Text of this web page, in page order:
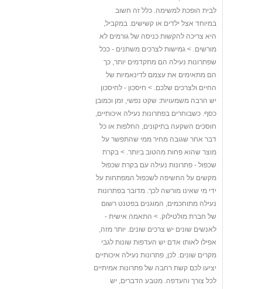
לבית הופכת למשימה. כלל זה חשוב
במיוחד אצל ילדים או קשישים. במקביל,
היא צריכה להקשות כניסה של גורמים לא
מורשים. > גמישות לצרכים משתנים - ככל
שפתרונות נעילה הם מתקדמים יותר, כך
הם מתאימים את עצמם לדינאמיות של
החיים ולצרכים שלכם. > חיסכון - לחיסכון
יש הרבה משמעויות: שקט נפשי, זמן וכמובן
כסף. כשבוחרים בפתרונות נעילה איכותיים,
חוסכים השקעה בתיקונים, החלפות או כל
דבר אחר שגובה מחיר ממי שהתפשר על
מוצר שהוא פחות מהטוב ביותר. > בקרת
שכפול - פתרונות נעילה עם בקרת שכפול
מקשים על החשיפה לשכפול המפתחות על
ידי מי שאינו מורשה לכך. מדובר בפתרונות
נעילה מתוחכמים, המוגנים בפטנט רשום
של חברת מולטילוק. > התאמה אישית -
לאנשים שונים יש צרכים שונים. יותר מזה,
אפילו לאותו אדם יש העדפות שונות לגבי
מקרים שונים. לכן, פתרונות נעילה איכותיים
יציעו לכם קשת רחבה של פתרונות אמיתיים
לכל צורך והעדפה. מטבע הדברים, יש